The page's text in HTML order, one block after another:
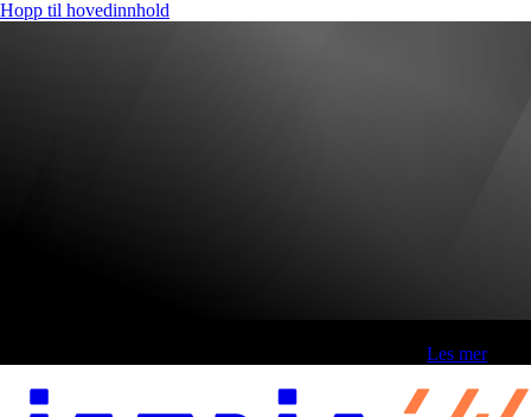
Hopp til hovedinnhold
Les mer